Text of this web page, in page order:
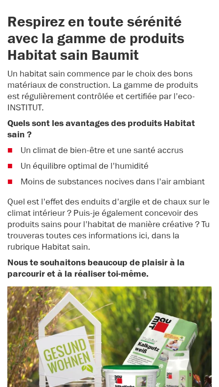
Respirez en toute sérénité
avec la gamme de produits
Habitat sain Baumit
Un habitat sain commence par le choix des bons
matériaux de construction. La gamme de produits
est régulièrement contrôlée et certifiée par l'eco-
INSTITUT.
Quels sont les avantages des produits Habitat
sain ?
Un climat de bien-être et une santé accrus
Un équilibre optimal de l'humidité
Moins de substances nocives dans l'air ambiant
Quel est l'effet des enduits d'argile et de chaux sur le
climat intérieur ? Puis-je également concevoir des
produits sains pour l'habitat de manière créative ? Tu
trouveras toutes ces informations ici, dans la
rubrique Habitat sain.
Nous te souhaitons beaucoup de plaisir à la
parcourir et à la réaliser toi-même.